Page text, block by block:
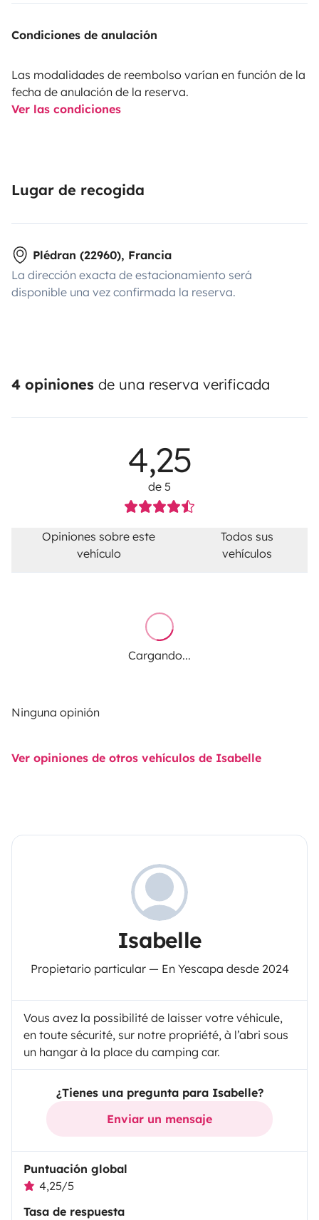
Condiciones de anulación
Las modalidades de reembolso varían en función de la
fecha de anulación de la reserva.
Ver las condiciones
Lugar de recogida
Plédran (22960), Francia
La dirección exacta de estacionamiento será
disponible una vez confirmada la reserva.
4 opiniones de una reserva verificada
4,25
de 5
Opiniones sobre este
vehículo
Todos sus
vehículos
Cargando...
Ninguna opinión
Ver opiniones de otros vehículos de Isabelle
Isabelle
Propietario particular — En Yescapa desde 2024
Vous avez la possibilité de laisser votre véhicule,
en toute sécurité, sur notre propriété, à l’abri sous
un hangar à la place du camping car.
¿Tienes una pregunta para Isabelle?
Enviar un mensaje
Puntuación global
4,25/5
Tasa de respuesta